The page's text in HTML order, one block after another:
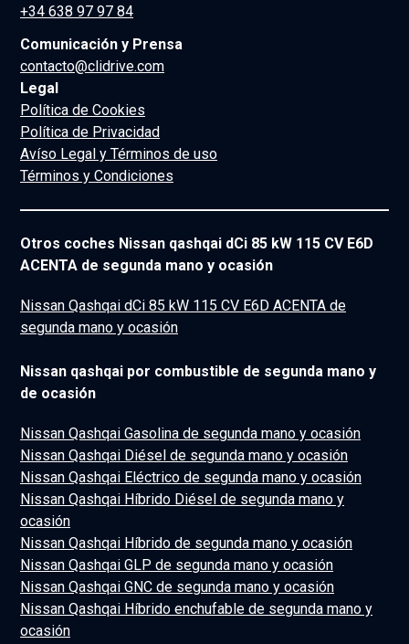
+34 638 97 97 84
Comunicación y Prensa
contacto@clidrive.com
Legal
Política de Cookies
Política de Privacidad
Avíso Legal y Términos de uso
Términos y Condiciones
Otros coches Nissan qashqai dCi 85 kW 115 CV E6D
ACENTA de segunda mano y ocasión
Nissan Qashqai dCi 85 kW 115 CV E6D ACENTA de
segunda mano y ocasión
Nissan qashqai por combustible de segunda mano y
de ocasión
Nissan Qashqai Gasolina de segunda mano y ocasión
Nissan Qashqai Diésel de segunda mano y ocasión
Nissan Qashqai Eléctrico de segunda mano y ocasión
Nissan Qashqai Híbrido Diésel de segunda mano y
ocasión
Nissan Qashqai Híbrido de segunda mano y ocasión
Nissan Qashqai GLP de segunda mano y ocasión
Nissan Qashqai GNC de segunda mano y ocasión
Nissan Qashqai Híbrido enchufable de segunda mano y
ocasión